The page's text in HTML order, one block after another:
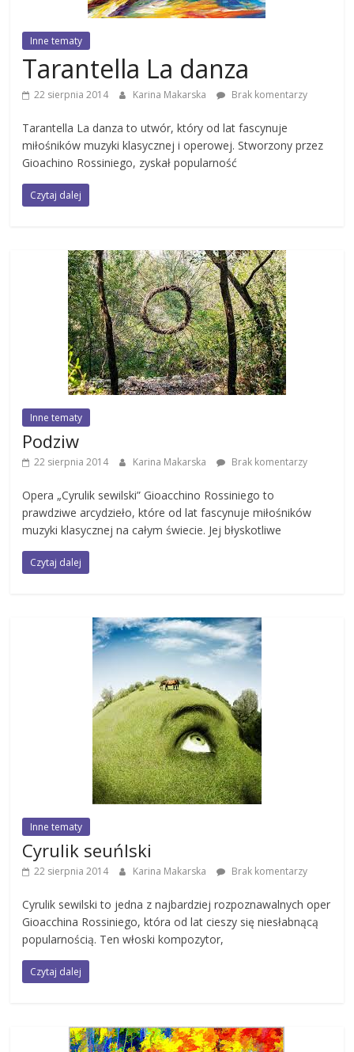
Inne tematy
Tarantella La danza
22 sierpnia 2014 Karina Makarska Brak komentarzy
Tarantella La danza to utwór, który od lat fascynuje
miłośników muzyki klasycznej i operowej. Stworzony przez
Gioachino Rossiniego, zyskał popularność
Czytaj dalej
Inne tematy
Podziw
22 sierpnia 2014 Karina Makarska Brak komentarzy
Opera „Cyrulik sewilski” Gioacchino Rossiniego to
prawdziwe arcydzieło, które od lat fascynuje miłośników
muzyki klasycznej na całym świecie. Jej błyskotliwe
Czytaj dalej
Inne tematy
Cyrulik seuńlski
22 sierpnia 2014 Karina Makarska Brak komentarzy
Cyrulik sewilski to jedna z najbardziej rozpoznawalnych oper
Gioacchina Rossiniego, która od lat cieszy się niesłabnącą
popularnością. Ten włoski kompozytor,
Czytaj dalej